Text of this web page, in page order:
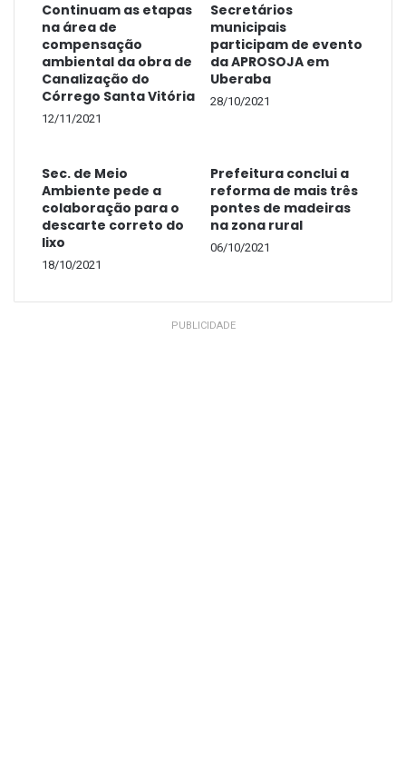
Outros quatro mata-burros, todos de madeira,
foram instalados na região do Ribeirão do Canal.
A instalação de mata-burros visa melhorar as
condições de tráfego nas estradas rurais, uma
vez que esses dispositivos separam as
o uso de porteiras, o que garante a fluidez do
trânsito de veículos e pessoas.
Além da implantação de mata-burros, a Prefeitura
também tem investido na manutenção das
estradas rurais através do patrolamento, em
alguns pontos o cascalhamento e até mesmo
construção de abaulamento das mesmas.
Continuam as etapas
na área de
compensação
ambiental da obra de
Canalização do
Córrego Santa Vitória
12/11/2021
Secretários
municipais
participam de evento
da APROSOJA em
Uberaba
28/10/2021
Sec. de Meio
Ambiente pede a
colaboração para o
descarte correto do
lixo
18/10/2021
Prefeitura conclui a
reforma de mais três
pontes de madeiras
na zona rural
06/10/2021
PUBLICIDADE